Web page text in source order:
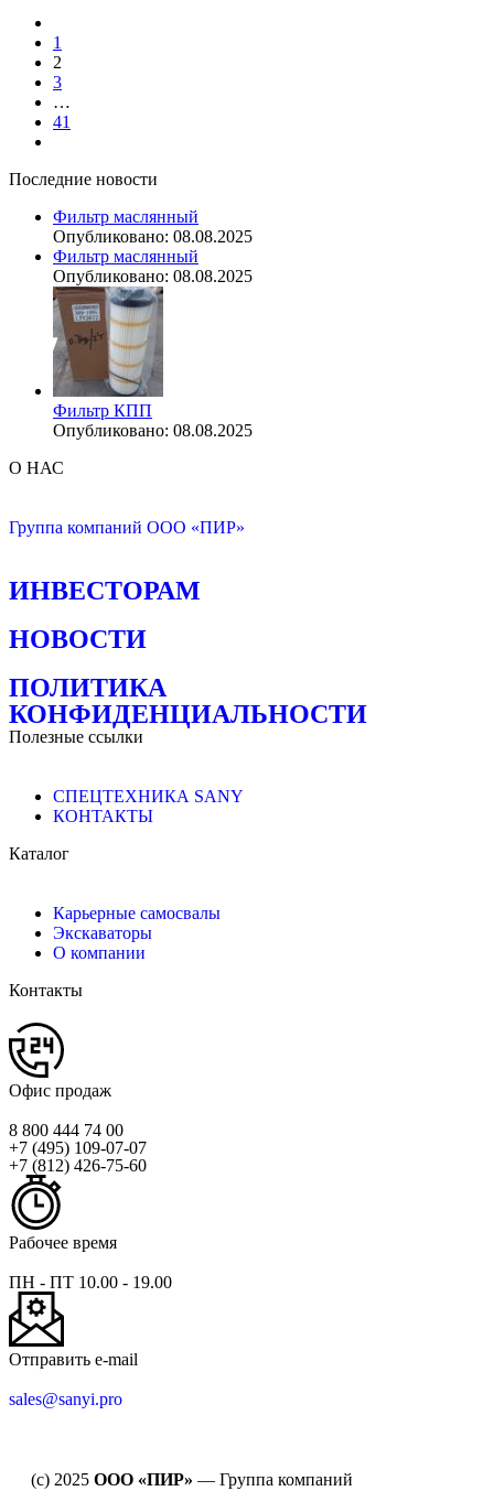
1
2
3
…
41
Последние новости
Фильтр маслянный
Опубликовано: 08.08.2025
Фильтр маслянный
Опубликовано: 08.08.2025
Фильтр КПП
Опубликовано: 08.08.2025
О НАС
Группа компаний ООО «ПИР»
ИНВЕСТОРАМ
НОВОСТИ
ПОЛИТИКА
КОНФИДЕНЦИАЛЬНОСТИ
Полезные ссылки
СПЕЦТЕХНИКА SANY
КОНТАКТЫ
Каталог
Карьерные самосвалы
Экскавaторы
О компании
Контакты
Офис продаж
8 800 444 74 00
+7 (495) 109-07-07
+7 (812) 426-75-60
Рабочее время
ПН - ПТ 10.00 - 19.00
Отправить e-mail
sales@sanyi.pro
(c) 2025 ООО «ПИР» — Группа компаний